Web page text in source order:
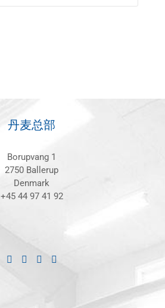
丹麦总部
Borupvang 1
2750 Ballerup
Denmark
+45 44 97 41 92